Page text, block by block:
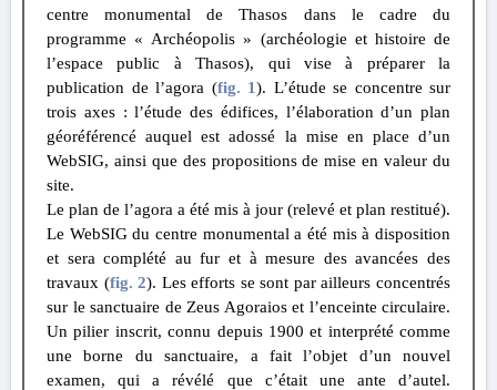
centre monumental de Thasos dans le cadre du
programme « Archéopolis » (archéologie et histoire de
l’espace public à Thasos), qui vise à préparer la
publication de l’agora (fig. 1). L’étude se concentre sur
trois axes : l’étude des édifices, l’élaboration d’un plan
géoréférencé auquel est adossé la mise en place d’un
WebSIG, ainsi que des propositions de mise en valeur du
site.
Le plan de l’agora a été mis à jour (relevé et plan restitué).
Le WebSIG du centre monumental a été mis à disposition
et sera complété au fur et à mesure des avancées des
travaux (fig. 2). Les efforts se sont par ailleurs concentrés
sur le sanctuaire de Zeus Agoraios et l’enceinte circulaire.
Un pilier inscrit, connu depuis 1900 et interprété comme
une borne du sanctuaire, a fait l’objet d’un nouvel
examen, qui a révélé que c’était une ante d’autel.